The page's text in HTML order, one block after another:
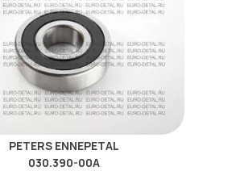
PETERS ENNEPETAL
030.390-00A